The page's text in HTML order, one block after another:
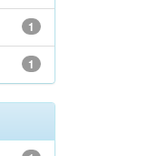
1
1